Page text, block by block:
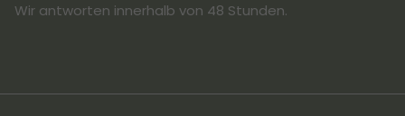
Wir antworten innerhalb von 48 Stunden.